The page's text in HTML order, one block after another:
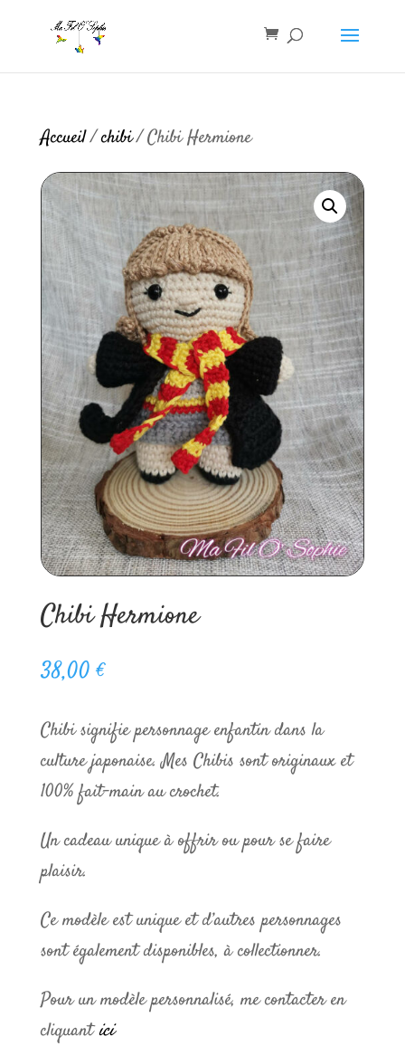
Accueil/chibi/ Chibi Hermione
Chibi Hermione
38,00€
Chibi signifie personnage enfantin dans la
culture japonaise. Mes Chibis sont originaux et
100% fait-main au crochet.
Un cadeau unique à offrir ou pour se faire
plaisir.
Ce modèle est unique et d’autres personnages
sont également disponibles, à collectionner.
Pour un modèle personnalisé, me contacter en
cliquantici